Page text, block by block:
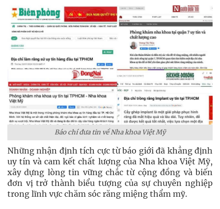
Báo chí đưa tin về Nha khoa Việt Mỹ
Những nhận định tích cực từ báo giới đã khẳng định
uy tín và cam kết chất lượng của Nha khoa Việt Mỹ,
xây dựng lòng tin vững chắc từ cộng đồng và biến
đơn vị trở thành biểu tượng của sự chuyên nghiệp
trong lĩnh vực chăm sóc răng miệng thẩm mỹ.